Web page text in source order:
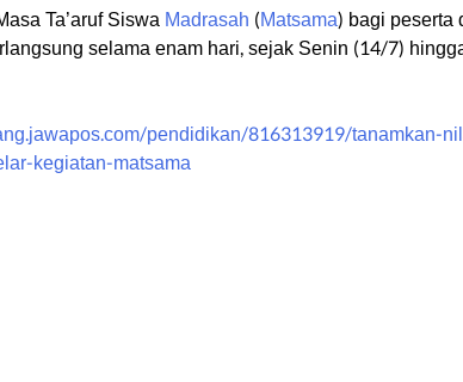
Ta’aruf SiswaMadrasah (Matsama) bagi peserta
selama enam hari, sejak Senin (14/7)
pendidikan/816313919/tanamkan-
kegiatan-matsama